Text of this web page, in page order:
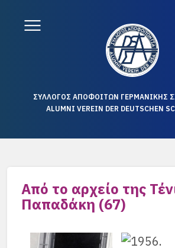
ΣΥΛΛΟΓΟΣ ΑΠΟΦΟΙΤΩΝ ΓΕΡΜΑΝΙΚΗΣ
ALUMNI VEREIN DER DEUTSCHEN
Από το αρχείο της
Παπαδάκη (67)